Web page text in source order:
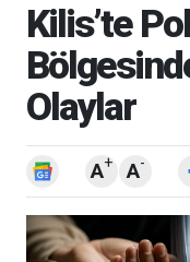
Kilis’te
Olaylar
A+ A-